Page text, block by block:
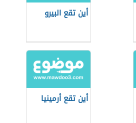
أين تقع البيرو
أين تقع أرمينيا